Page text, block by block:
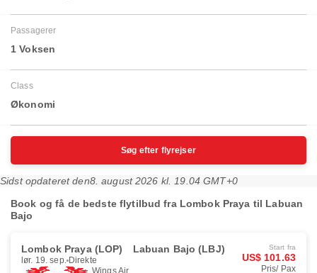
Passagerer
1 Voksen
Class
Økonomi
Søg efter flyrejser
Sidst opdateret den8. august 2026 kl. 19.04 GMT+0
Book og få de bedste flytilbud fra Lombok Praya til Labuan
Bajo
Lombok Praya (LOP) Labuan Bajo (LBJ)
lør. 19. sep. Direkte
Wings Air
Start fra
US$ 101.63
Pris/ Pax